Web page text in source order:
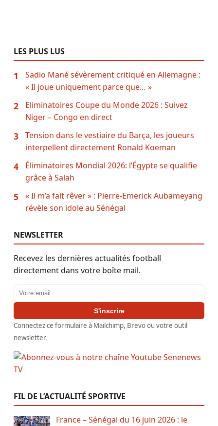
LES PLUS LUS
1
Sadio Mané sévèrement critiqué en Allemagne :
« Il joue uniquement parce que… »
2
Eliminatoires Coupe du Monde 2026 : Suivez
Niger – Congo en direct
3
Tension dans le vestiaire du Barça, les joueurs
interpellent directement Ronald Koeman
4
Éliminatoires Mondial 2026: l’Égypte se qualifie
grâce à Salah
5
« Il m’a fait rêver » : Pierre-Emerick Aubameyang
révèle son idole au Sénégal
NEWSLETTER
Recevez les dernières actualités football
directement dans votre boîte mail.
Adresse email
S'inscrire
Connectez ce formulaire à Mailchimp, Brevo ou votre outil
newsletter.
FIL DE L’ACTUALITÉ SPORTIVE
France – Sénégal du 16 juin 2026 : le